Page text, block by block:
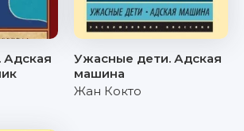
Ужасные дети. Адская
машина
Жан Кокто